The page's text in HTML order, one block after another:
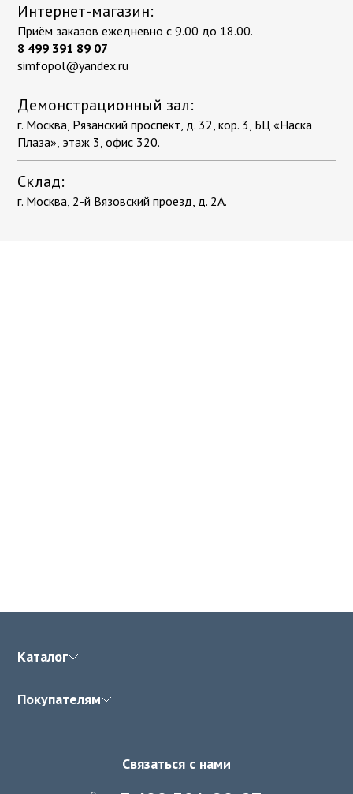
Интернет-магазин:
Приём заказов ежедневно с 9.00 до 18.00.
8 499 391 89 07
simfopol@yandex.ru
Демонстрационный зал:
г. Москва, Рязанский проспект, д. 32, кор. 3, БЦ «Наска
Плаза», этаж 3, офис 320.
Склад:
г. Москва, 2-й Вязовский проезд, д. 2А.
Каталог
Покупателям
Связаться с нами